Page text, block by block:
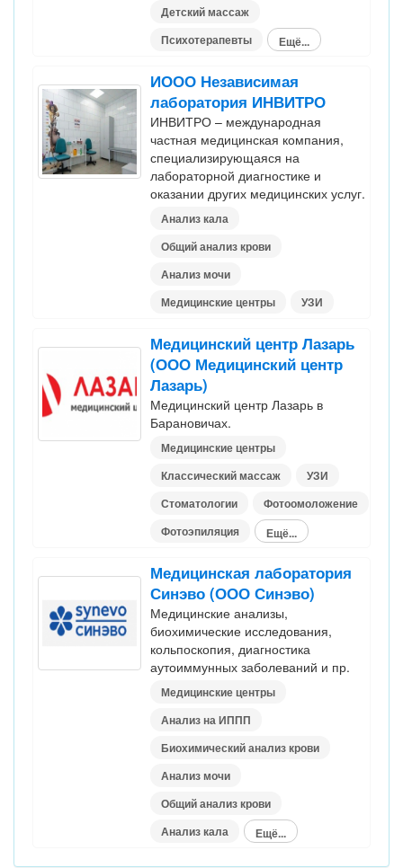
Детский массаж
Психотерапевты
Ещё...
ИООО Независимая
лаборатория ИНВИТРО
ИНВИТРО – международная
частная медицинская компания,
специализирующаяся на
лабораторной диагностике и
оказании других медицинских услуг.
Анализ кала
Общий анализ крови
Анализ мочи
Медицинские центры
УЗИ
Медицинский центр Лазарь
(ООО Медицинский центр
Лазарь)
Медицинский центр Лазарь в
Барановичах.
Медицинские центры
Классический массаж
УЗИ
Стоматологии
Фотоомоложение
Фотоэпиляция
Ещё...
Медицинская лаборатория
Синэво (ООО Синэво)
Медицинские анализы,
биохимические исследования,
кольпоскопия, диагностика
аутоиммунных заболеваний и пр.
Медицинские центры
Анализ на ИППП
Биохимический анализ крови
Анализ мочи
Общий анализ крови
Анализ кала
Ещё...